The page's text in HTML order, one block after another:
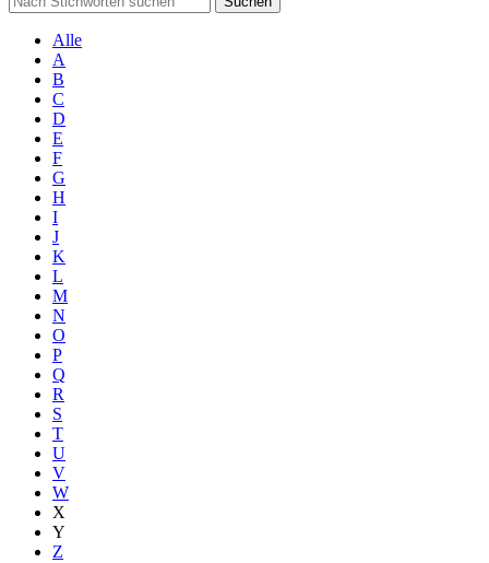
Alle
A
B
C
D
E
F
G
H
I
J
K
L
M
N
O
P
Q
R
S
T
U
V
W
X
Y
Z